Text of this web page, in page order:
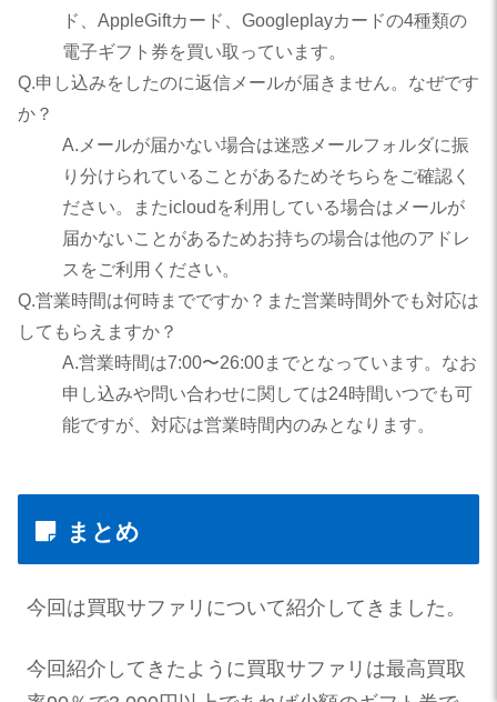
ド、AppleGiftカード、Googleplayカードの4種類の
電子ギフト券を買い取っています。
Q.申し込みをしたのに返信メールが届きません。なぜです
か？
A.メールが届かない場合は迷惑メールフォルダに振
り分けられていることがあるためそちらをご確認く
ださい。またicloudを利用している場合はメールが
届かないことがあるためお持ちの場合は他のアドレ
スをご利用ください。
Q.営業時間は何時までですか？また営業時間外でも対応は
してもらえますか？
A.営業時間は7:00〜26:00までとなっています。なお
申し込みや問い合わせに関しては24時間いつでも可
能ですが、対応は営業時間内のみとなります。
まとめ
今回は買取サファリについて紹介してきました。
今回紹介してきたように買取サファリは最高買取